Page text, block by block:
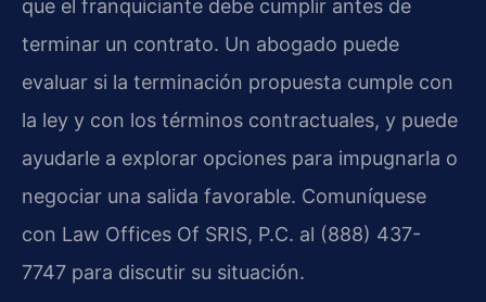
que el franquiciante debe cumplir antes de
terminar un contrato. Un abogado puede
evaluar si la terminación propuesta cumple con
la ley y con los términos contractuales, y puede
ayudarle a explorar opciones para impugnarla o
negociar una salida favorable. Comuníquese
con Law Offices Of SRIS, P.C. al (888) 437-
7747 para discutir su situación.